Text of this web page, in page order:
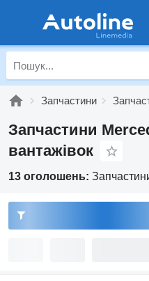
Запчастини
Запчастини
вантажівок
13 оголошень: